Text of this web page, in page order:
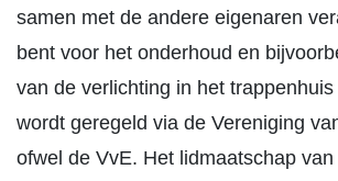
samen met de andere eigenaren
bent voor het onderhoud en
van de verlichting in het
wordt geregeld via de Vereniging
ofwel de VvE. Het lidmaatschap